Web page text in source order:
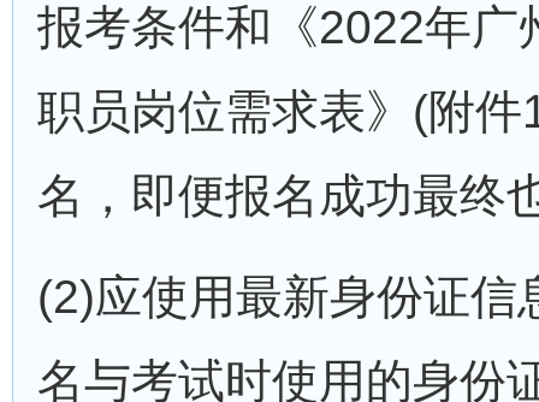
报考条件和《2022年广
职员岗位需求表》(附
名，即便报名成功最终
(2)应使用最新身份证
名与考试时使用的身份